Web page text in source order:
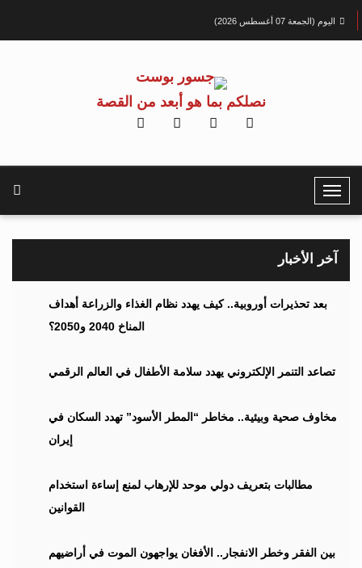
اليوم (الجمعة 07 أغسطس 2026)
نصلكم بما هو أبعد من القصة
T
o
g
N
i
t
آخر الأخبار
بعد تحذيرات أوروبية.. كيف يهدد نظام الغذاء والزراعة أهداف
المناخ 2040 و2050؟
تصاعد التنمر الإلكتروني يهدد سلامة الأطفال في العالم الرقمي
مخاوف صحية وبيئية.. مخاطر “المطر الأسود” تهدد السكان في
إيران
مطالبات بتعريف دولي موحد للإرهاب لمنع إساءة استخدام
القوانين
بين الفقر وخطر الانفجار.. الأفغان يواجهون الموت في أراضيهم